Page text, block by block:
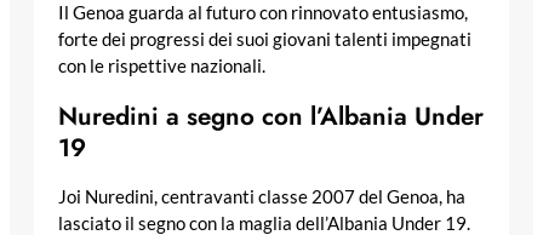
Il Genoa guarda al futuro con rinnovato entusiasmo,
forte dei progressi dei suoi giovani talenti impegnati
con le rispettive nazionali.
Nuredini a segno con l’Albania Under
19
Joi Nuredini, centravanti classe 2007 del Genoa, ha
lasciato il segno con la maglia dell’Albania Under 19.